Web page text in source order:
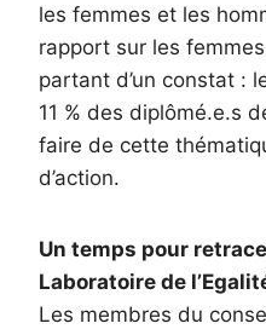
les femmes et les
rapport sur les
partant d’un constat :
11 % des diplômé.e.s
faire de cette
d’action.
Un temps pour
Laboratoire de
Les membres du